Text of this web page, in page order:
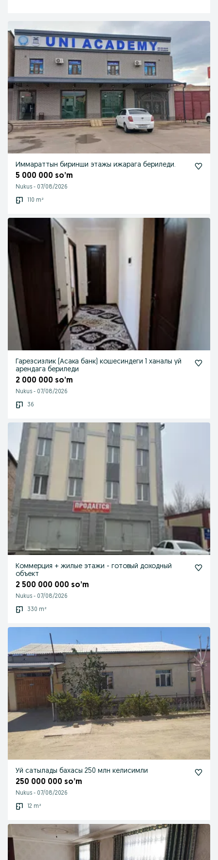
Иммараттын биринши этажы ижарага бериледи.
5 000 000 so’m
Nukus - 07/08/2026
110 m²
Гарезсизлик (Асака банк) кошесиндеги 1 ханалы уй
арендага бериледи
2 000 000 so’m
Nukus - 07/08/2026
36
Коммерция + жилые этажи - готовый доходный
объект
2 500 000 000 so’m
Nukus - 07/08/2026
330 m²
Уй сатылады бахасы 250 млн келисимли
250 000 000 so’m
Nukus - 07/08/2026
12 m²